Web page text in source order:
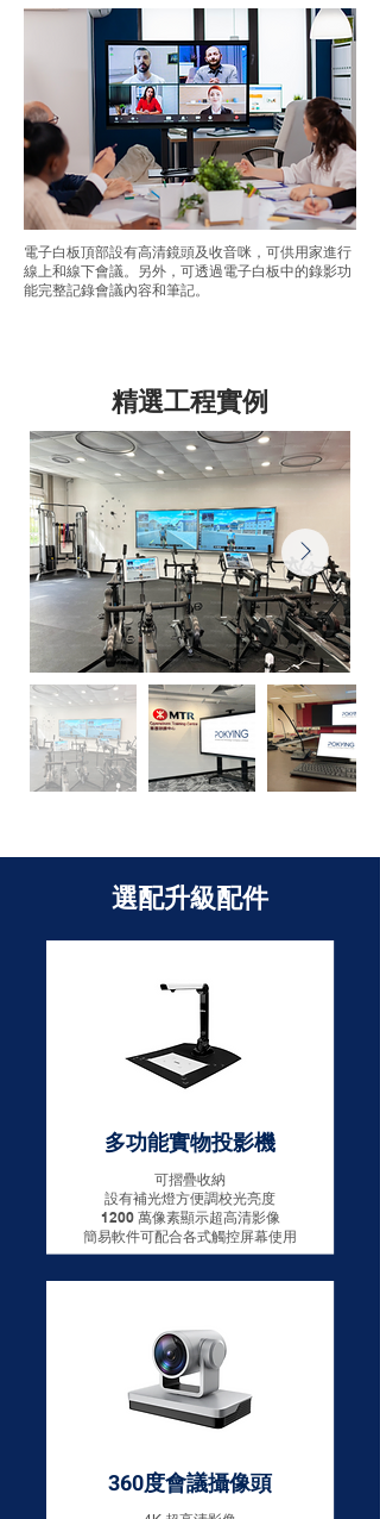
電子白板頂部設有高清鏡頭及收音咪，可供用家進行
線上和線下會議。另外，可透過電子白板中的錄影功
能完整記錄會議內容和筆記。
精選工程實例
選配升級配件
多功能實物投影機
可摺疊收納​
設有補光燈方便調校光亮度
1200 萬像素顯示超高清影像
簡易軟件可配合各式觸控屏幕使用
360度會議攝像頭